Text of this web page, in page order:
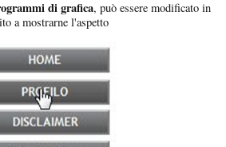
di grafica, può essere modificato in
a mostrarne l'aspetto